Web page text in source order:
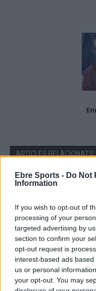
Ebre Sports - Do Not
Information
If you wish to opt-out of
processing of your
targeted advertising by
section to confirm your
opt-out request is
interest-based ads
us or personal
your opt-out. You may
ARTICLES RELACIONATS
Kick-boxing
Ada
DEIXA UNA RESPOSTA